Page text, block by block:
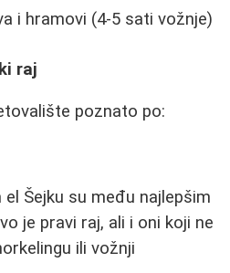
i hramovi (4-5 sati vožnje)
raj
poznato po:
Šejku su među najlepšim
je pravi raj, ali i oni koji ne
ili vožnji